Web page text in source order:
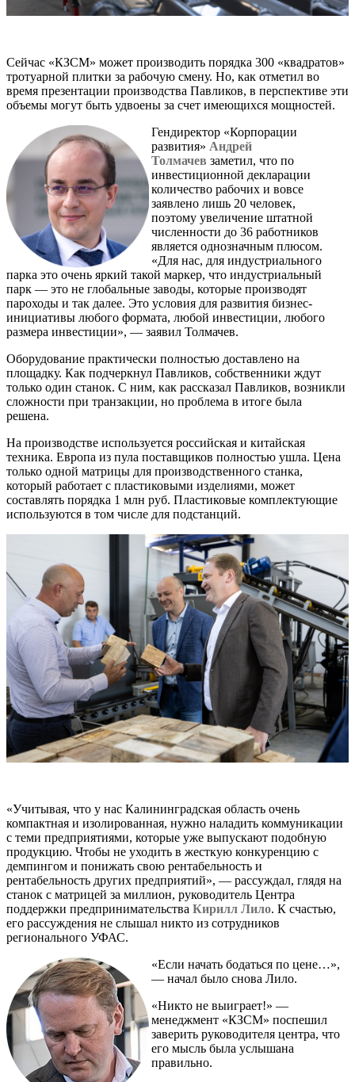
Сейчас «КЗСМ» может производить порядка 300 «квадратов»
тротуарной плитки за рабочую смену. Но, как отметил во
время презентации производства Павликов, в перспективе эти
объемы могут быть удвоены за счет имеющихся мощностей.
Гендиректор «Корпорации
развития» Андрей
Толмачев заметил, что по
инвестиционной декларации
количество рабочих и вовсе
заявлено лишь 20 человек,
поэтому увеличение штатной
численности до 36 работников
является однозначным плюсом.
«Для нас, для индустриального
парка это очень яркий такой маркер, что индустриальный
парк — это не глобальные заводы, которые производят
пароходы и так далее. Это условия для развития бизнес-
инициативы любого формата, любой инвестиции, любого
размера инвестиции», — заявил Толмачев.
Оборудование практически полностью доставлено на
площадку. Как подчеркнул Павликов, собственники ждут
только один станок. С ним, как рассказал Павликов, возникли
сложности при транзакции, но проблема в итоге была
решена.
На производстве используется российская и китайская
техника. Европа из пула поставщиков полностью ушла. Цена
только одной матрицы для производственного станка,
который работает с пластиковыми изделиями, может
составлять порядка 1 млн руб. Пластиковые комплектующие
используются в том числе для подстанций.
«Учитывая, что у нас Калининградская область очень
компактная и изолированная, нужно наладить коммуникации
с теми предприятиями, которые уже выпускают подобную
продукцию. Чтобы не уходить в жесткую конкуренцию с
демпингом и понижать свою рентабельность и
рентабельность других предприятий», — рассуждал, глядя на
станок с матрицей за миллион, руководитель Центра
поддержки предпринимательства Кирилл Лило. К счастью,
его рассуждения не слышал никто из сотрудников
регионального УФАС.
«Если начать бодаться по цене…»,
— начал было снова Лило.
«Никто не выиграет!» —
менеджмент «КЗСМ» поспешил
заверить руководителя центра, что
его мысль была услышана
правильно.